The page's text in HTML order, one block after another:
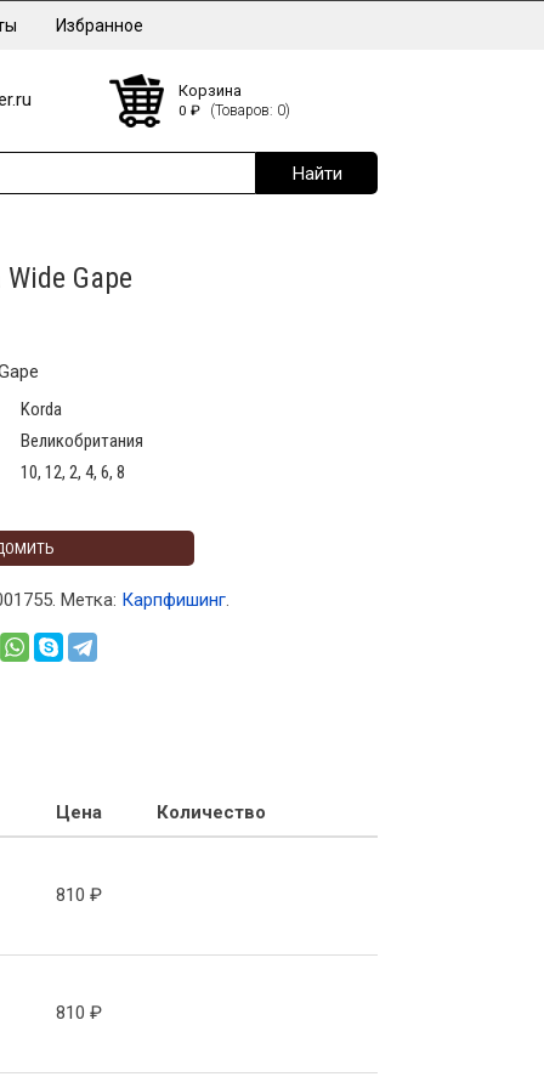
Избранное
Корзина
0 ₽ (Товаров: 0)
Gape
Korda
Великобритания
10, 12, 2, 4, 6, 8
. Метка: Карпфишинг.
Цена Количество
810 ₽
810 ₽